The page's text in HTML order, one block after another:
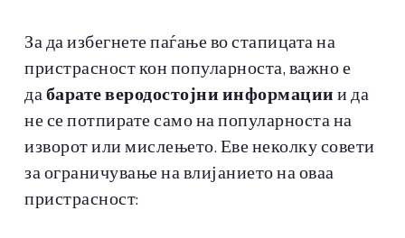
За да избегнете паѓање во стапицата на
пристрасност кон популарноста, важно е
да барате веродостојни информации и да
не се потпирате само на популарноста на
изворот или мислењето. Еве неколку совети
за ограничување на влијанието на оваа
пристрасност: